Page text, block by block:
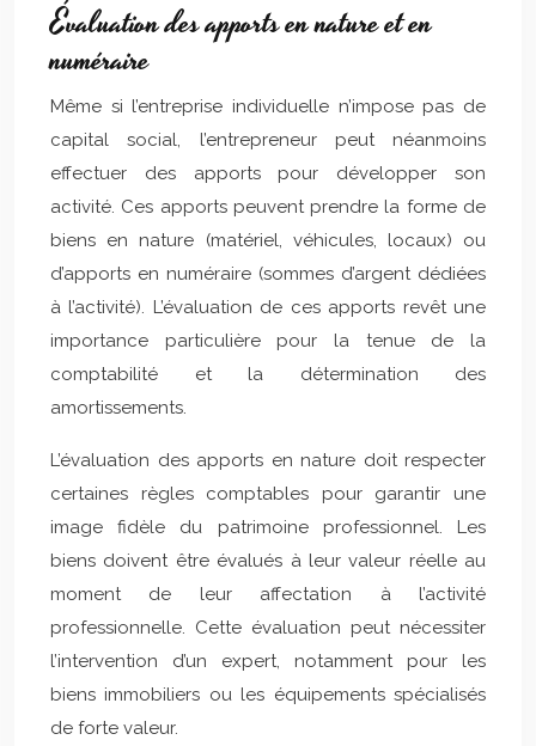
Évaluation des apports en nature et en
numéraire
Même si l’entreprise individuelle n’impose pas de
capital social, l’entrepreneur peut néanmoins
effectuer des apports pour développer son
activité. Ces apports peuvent prendre la forme de
biens en nature (matériel, véhicules, locaux) ou
d’apports en numéraire (sommes d’argent dédiées
à l’activité). L’évaluation de ces apports revêt une
importance particulière pour la tenue de la
comptabilité et la détermination des
amortissements.
L’évaluation des apports en nature doit respecter
certaines règles comptables pour garantir une
image fidèle du patrimoine professionnel. Les
biens doivent être évalués à leur valeur réelle au
moment de leur affectation à l’activité
professionnelle. Cette évaluation peut nécessiter
l’intervention d’un expert, notamment pour les
biens immobiliers ou les équipements spécialisés
de forte valeur.